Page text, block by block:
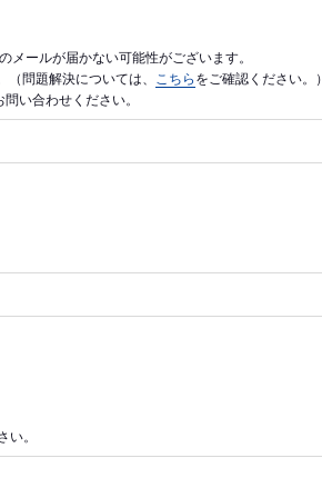
ールが届かない可能性がございます。
問題解決については、 こちら をご確認ください。）
い合わせください。
。